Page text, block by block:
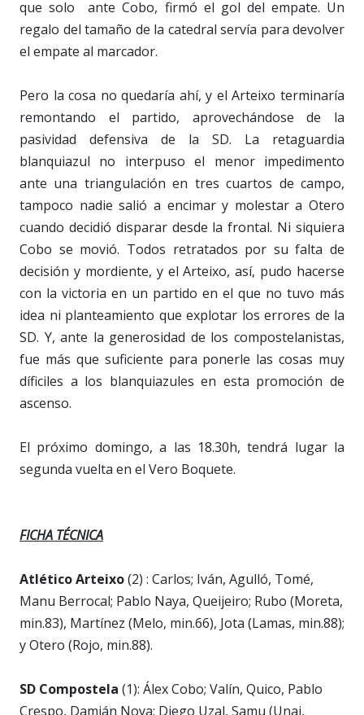
que solo ante Cobo, firmó el gol del empate. Un
regalo del tamaño de la catedral servía para devolver
el empate al marcador.
Pero la cosa no quedaría ahí, y el Arteixo terminaría
remontando el partido, aprovechándose de la
pasividad defensiva de la SD. La retaguardia
blanquiazul no interpuso el menor impedimento
ante una triangulación en tres cuartos de campo,
tampoco nadie salió a encimar y molestar a Otero
cuando decidió disparar desde la frontal. Ni siquiera
Cobo se movió. Todos retratados por su falta de
decisión y mordiente, y el Arteixo, así, pudo hacerse
con la victoria en un partido en el que no tuvo más
idea ni planteamiento que explotar los errores de la
SD. Y, ante la generosidad de los compostelanistas,
fue más que suficiente para ponerle las cosas muy
díficiles a los blanquiazules en esta promoción de
ascenso.
El próximo domingo, a las 18.30h, tendrá lugar la
segunda vuelta en el Vero Boquete.
FICHA TÉCNICA
Atlético Arteixo(2) : Carlos; Iván, Agulló, Tomé,
Manu Berrocal; Pablo Naya, Queijeiro; Rubo (Moreta,
min.83), Martínez (Melo, min.66), Jota (Lamas, min.88);
y Otero (Rojo, min.88).
SD Compostela (1): Álex Cobo; Valín, Quico, Pablo
Crespo, Damián Noya; Diego Uzal, Samu (Unai,